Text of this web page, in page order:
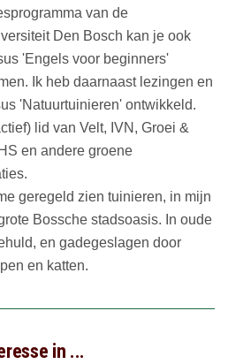
van de
Den Bosch kan je ook
'Engels voor beginners'
Ik heb daarnaast lezingen en
'Natuurtuinieren' ontwikkeld.
lid van Velt, IVN, Groei &
en andere groene
geregeld zien tuinieren, in mijn
Bossche stadsoasis. In oude
en gadegeslagen door
en katten.
in ...